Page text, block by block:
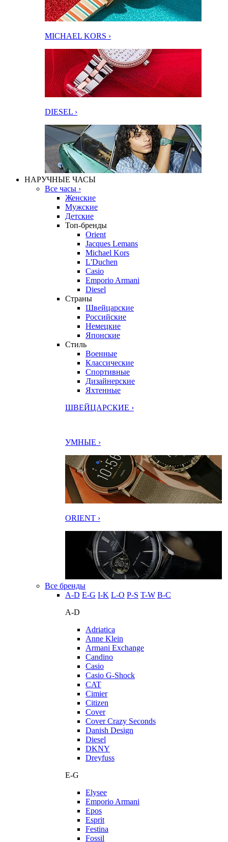
MICHAEL KORS ›
DIESEL ›
НАРУЧНЫЕ ЧАСЫ
Все часы ›
Женские
Мужские
Детские
Топ-бренды
Orient
Jacques Lemans
Michael Kors
L'Duchen
Casio
Emporio Armani
Diesel
Страны
Швейцарские
Российские
Немецкие
Японские
Стиль
Военные
Классические
Спортивные
Дизайнерские
Яхтенные
ШВЕЙЦАРСКИЕ ›
УМНЫЕ ›
ORIENT ›
Все бренды
A-D E-G I-K L-O P-S T-W В-С
A-D
Adriatica
Anne Klein
Armani Exchange
Candino
Casio
Casio G-Shock
CAT
Cimier
Citizen
Cover
Cover Crazy Seconds
Danish Design
Diesel
DKNY
Dreyfuss
E-G
Elysee
Emporio Armani
Epos
Esprit
Festina
Fossil